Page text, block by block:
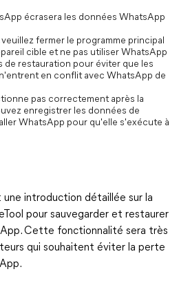
écrasera les données WhatsApp
fermer le programme principal
cible et ne pas utiliser WhatsApp
de restauration pour éviter que les
en conflit avec WhatsApp de
pas correctement après la
enregistrer les données de
WhatsApp pour qu'elle s'exécute à
introduction détaillée sur la
pour sauvegarder et restaurer
Cette fonctionnalité sera très
qui souhaitent éviter la perte